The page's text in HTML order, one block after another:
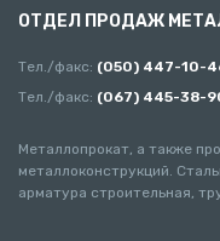
ОТДЕЛ ПРОДАЖ
Тел./факс: (050) 447-10-
Тел./факс: (067) 445-38-
Металлопрокат, а также
металлоконструкций.
арматура строительная,